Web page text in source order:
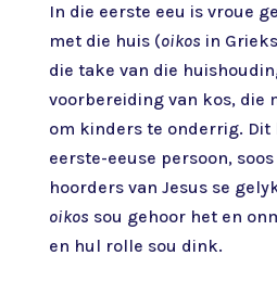
In die eerste eeu is vroue
met die huis (oikos in
die take van die
voorbereiding van kos, die
om kinders te onderrig. Dit
eerste-eeuse persoon,
hoorders van Jesus se
oikos sou gehoor het en
en hul rolle sou dink.